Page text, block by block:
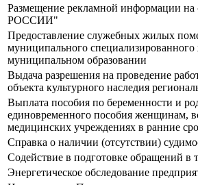
Размещение рекламной информации
РОССИИ"
Предоставление служебных жилых
муниципального
муниципальном образовании
Выдача разрешения на проведение
объекта культурного наследия
Выплата пособия по беременности и
единовременного пособия женщинам,
медицинских учреждениях в ранние
Справка о наличии (отсутствии)
Содействие в подготовке обращений в
Энергетическое обследование